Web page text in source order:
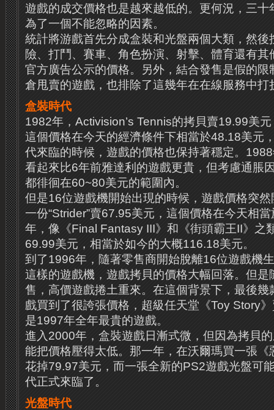
遊戲的成交價格也是越來越低的。更何況，三十
為了一個不能忽略的因素。
統計將游戲首先分成盒裝和光盤兩個大類，然後
險、打鬥、賽車、角色扮演、射擊、體育還有
官方廣告公示的價格。另外，結合發售是假的限
倉甩賣的遊戲，也排除了這幾年在在線服務中打
盒裝時代
1982年，Activision’s Tennis的拷貝賣19.99美
這個價格在今天的經濟條件下相當於48.18美元
代來臨的時候，遊戲的價格也保持著穩定。
看起來比6年前雅達利的遊戲更貴，但考慮通脹
都徘徊在60~80美元的範圍內。
但是16位遊戲機開始出現的時候，遊戲價格突
一份“Strider”賣67.95美元，這個價格在今天相
年，像《Final Fantasy III》和《街頭霸王II》之
69.99美元，相當於如今的大概116.18美元。
到了1996年，隨著零售商開始脫離16位遊戲機
這樣的遊戲機，遊戲拷貝的價格大幅回落。但
售，高價遊戲捲土重來。在這個背景下，最後幾
戲買到了很誇張價格，超級任天堂《Toy Story
是1997年全年最貴的遊戲。
進入2000年，盒裝遊戲日漸式微，但因為拷貝
能把價格壓得太低。那一年，在沃爾瑪買一張《
花掉79.97美元，而一張全新的PS2遊戲光盤可
代正式來臨了。
光盤時代